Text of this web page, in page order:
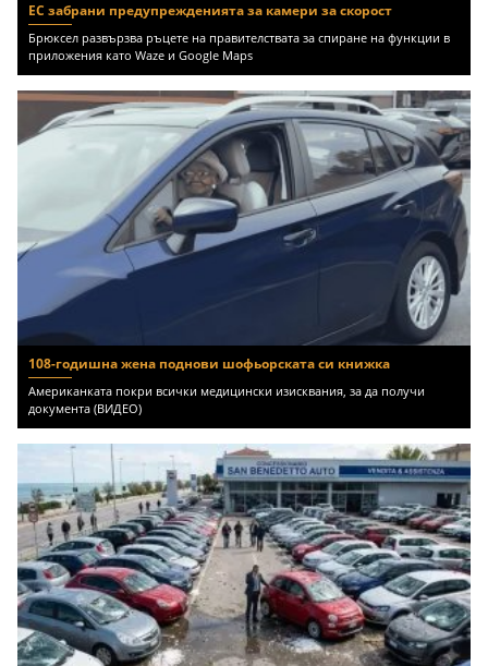
ЕС забрани предупрежденията за камери за скорост
Брюксел развързва ръцете на правителствата за спиране на функции в
приложения като Waze и Google Maps
108-годишна жена поднови шофьорската си книжка
Американката покри всички медицински изисквания, за да получи
документа (ВИДЕО)